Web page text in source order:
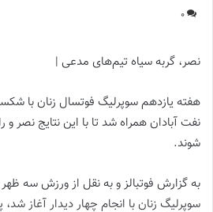
0
نصر، گربه سیاه تیم‌های مدعی |
هفته یازدهم سوپرلیگ فوتسال زنان با
نفت آبادان همراه شد تا با این نتایج نصر
شوند.
به گزارش فوتبالز و به نقل از ورزش سه
سوپرلیگ زنان با انجام چهار دیدار آغاز